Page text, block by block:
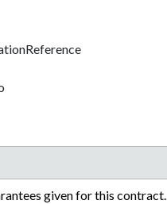
given for this contract.